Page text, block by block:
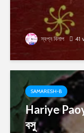
স্বপ্ন বিলাপ 41
SAMARESH-B
Hariye Paoya
বসু